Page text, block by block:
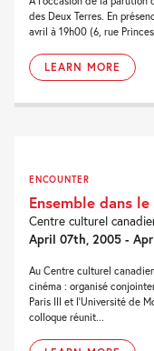
des Deux Terres. En
avril à 19h00 (6, rue
LEARN MORE
ENCOUNTER
Ensemble dans
Centre culturel
April 07th, 2005 -
Au Centre culturel
cinéma : organisé
Paris III et l’Université de
colloque réunit...